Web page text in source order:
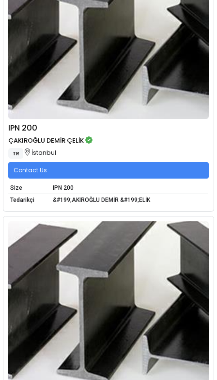
IPN 200
ÇAKIROĞLU DEMİR ÇELİK
TR İstanbul
Contact Us
Size
IPN 200
Tedarikçi
&#199;AKIROĞLU DEMİR &#199;ELİK